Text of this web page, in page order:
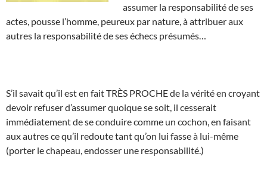
assumer la responsabilité de ses
actes, pousse l’homme, peureux par nature, à attribuer aux
autres la responsabilité de ses échecs présumés…
S’il savait qu’il est en fait TRÈS PROCHE de la vérité en croyant
devoir refuser d’assumer quoique se soit, il cesserait
immédiatement de se conduire comme un cochon, en faisant
aux autres ce qu’il redoute tant qu’on lui fasse à lui-même
(porter le chapeau, endosser une responsabilité.)